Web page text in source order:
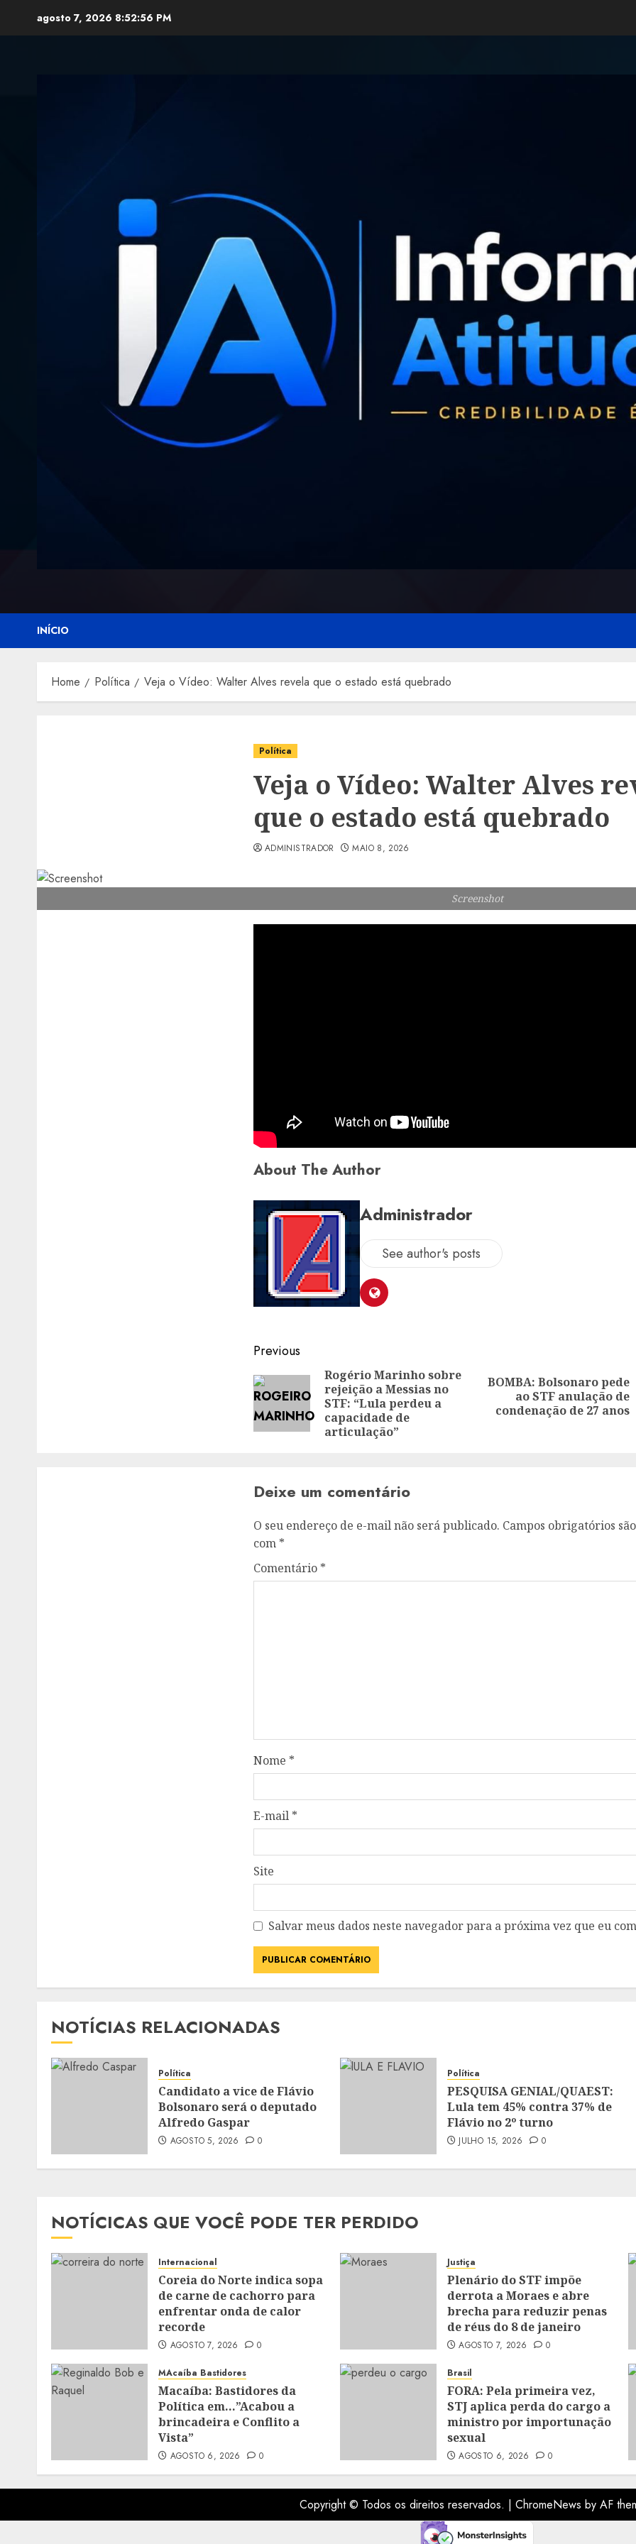
agosto 7, 2026 8:52:57 PM
INÍCIO
Home Política Veja o Vídeo: Walter Alves revela que o estado está quebrado
Política
Veja o Vídeo: Walter Alves
que o estado está quebrado
ADMINISTRADOR MAIO 8, 2026
Screenshot
About The Author
Administrador
See author's posts
Post
navigation
Previous
Previous
post:
Rogério Marinho sobre
rejeição a Messias no
STF: “Lula perdeu a
capacidade de
articulação”
Next
post:
BOMBA: Bolsonaro pede
ao STF anulação de
condenação de 27 anos
Deixe um comentário
O seu endereço de e-mail não será publicado. Campos obrigatórios
com *
Comentário *
Nome *
E-mail *
Site
Salvar meus dados neste navegador para a próxima vez que eu
NOTÍCIAS RELACIONADAS
Política
Candidato a vice de Flávio
Bolsonaro será o deputado
Alfredo Gaspar
AGOSTO 5, 2026 0
Política
PESQUISA GENIAL/QUAEST:
Lula tem 45% contra 37% de
Flávio no 2º turno
JULHO 15, 2026 0
NOTÍCICAS QUE VOCÊ PODE TER PERDIDO
Internacional
Coreia do Norte indica sopa
de carne de cachorro para
enfrentar onda de calor
recorde
AGOSTO 7, 2026 0
Justiça
Plenário do STF impõe
derrota a Moraes e abre
brecha para reduzir penas
de réus do 8 de janeiro
AGOSTO 7, 2026 0
MAcaíba Bastidores
Macaíba: Bastidores da
Política em…”Acabou a
brincadeira e Conflito a
Vista”
AGOSTO 6, 2026 0
Brasil
FORA: Pela primeira vez,
STJ aplica perda do cargo a
ministro por importunação
sexual
AGOSTO 6, 2026 0
Copyright © Todos os direitos reservados. | ChromeNews by AF